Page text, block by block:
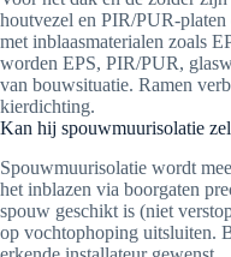
houtvezel en PIR/PUR-
met inblaasmaterialen zoals
worden EPS, PIR/PUR,
van bouwsituatie. Ramen
kierdichting.
Kan hij spouwmuurisolatie
Spouwmuurisolatie wordt
het inblazen via boorgaten
spouw geschikt is (niet
op vochtophoping uitsluiten.